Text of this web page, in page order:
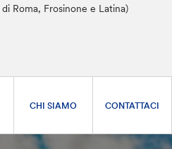
Roma, Frosinone e Latina)
CHI SIAMO CONTATTACI